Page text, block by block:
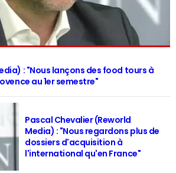
: "Nous lançons des food tours à
au 1er semestre"
Pascal Chevalier (Reworld
Media) : "Nous regardons plus de
dossiers d'acquisition à
l'international qu'en France"